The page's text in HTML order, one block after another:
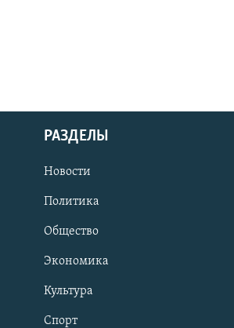
РАЗДЕЛЫ
Новости
Политика
Общество
Экономика
Культура
Спорт